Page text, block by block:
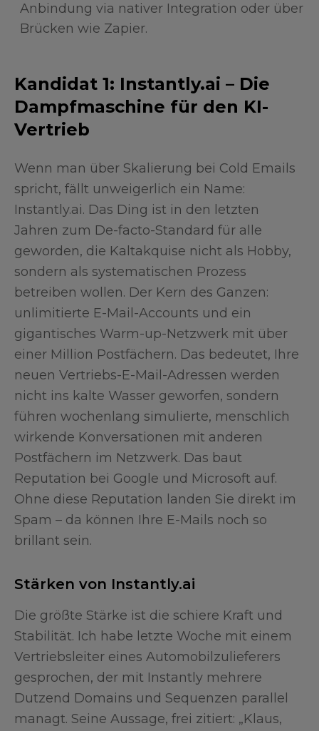
Anbindung via nativer Integration oder über
Brücken wie Zapier.
Kandidat 1: Instantly.ai – Die
Dampfmaschine für den KI-
Vertrieb
Wenn man über Skalierung bei Cold Emails
spricht, fällt unweigerlich ein Name:
Instantly.ai. Das Ding ist in den letzten
Jahren zum De-facto-Standard für alle
geworden, die Kaltakquise nicht als Hobby,
sondern als systematischen Prozess
betreiben wollen. Der Kern des Ganzen:
unlimitierte E-Mail-Accounts und ein
gigantisches Warm-up-Netzwerk mit über
einer Million Postfächern. Das bedeutet, Ihre
neuen Vertriebs-E-Mail-Adressen werden
nicht ins kalte Wasser geworfen, sondern
führen wochenlang simulierte, menschlich
wirkende Konversationen mit anderen
Postfächern im Netzwerk. Das baut
Reputation bei Google und Microsoft auf.
Ohne diese Reputation landen Sie direkt im
Spam – da können Ihre E-Mails noch so
brillant sein.
Stärken von Instantly.ai
Die größte Stärke ist die schiere Kraft und
Stabilität. Ich habe letzte Woche mit einem
Vertriebsleiter eines Automobilzulieferers
gesprochen, der mit Instantly mehrere
Dutzend Domains und Sequenzen parallel
managt. Seine Aussage, frei zitiert: „Klaus,